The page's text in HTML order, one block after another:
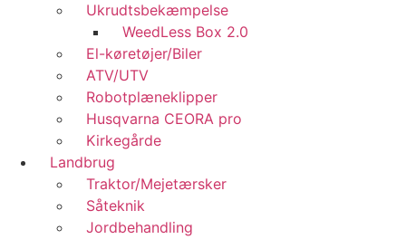
Ukrudtsbekæmpelse
WeedLess Box 2.0
El-køretøjer/Biler
ATV/UTV
Robotplæneklipper
Husqvarna CEORA pro
Kirkegårde
Landbrug
Traktor/Mejetærsker
Såteknik
Jordbehandling